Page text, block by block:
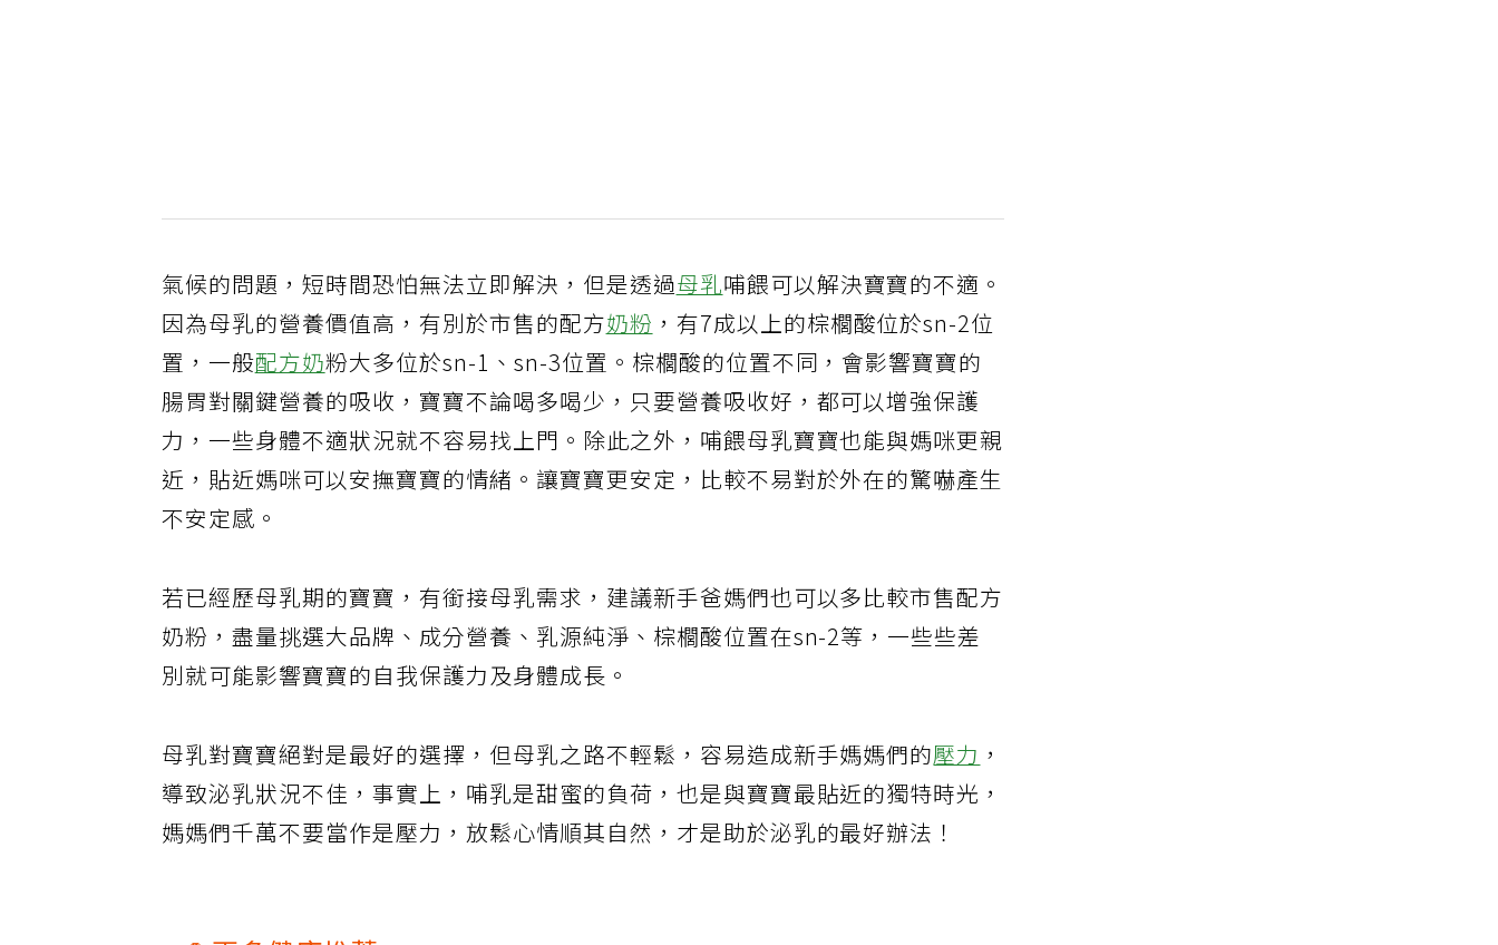
氣候的問題，短時間恐怕無法立即解決，但是透過母乳哺餵可以解決寶寶的不適。
因為母乳的營養價值高，有別於市售的配方奶粉 ，有7成以上的棕櫚酸位於sn-2位
置，一般配方奶粉大多位於sn-1、sn-3位置。棕櫚酸的位置不同，會影響寶寶的
腸胃對關鍵營養的吸收，寶寶不論喝多喝少，只要營養吸收好，都可以增強保護
力，一些身體不適狀況就不容易找上門。除此之外，哺餵母乳寶寶也能與媽咪更親
近，貼近媽咪可以安撫寶寶的情緒。讓寶寶更安定，比較不易對於外在的驚嚇產生
不安定感。
若已經歷母乳期的寶寶，有銜接母乳需求，建議新手爸媽們也可以多比較市售配方
奶粉，盡量挑選大品牌、成分營養、乳源純淨、棕櫚酸位置在sn-2等，一些些差
別就可能影響寶寶的自我保護力及身體成長。
母乳對寶寶絕對是最好的選擇，但母乳之路不輕鬆，容易造成新手媽媽們的壓力 ，
導致泌乳狀況不佳，事實上，哺乳是甜蜜的負荷，也是與寶寶最貼近的獨特時光，
媽媽們千萬不要當作是壓力，放鬆心情順其自然，才是助於泌乳的最好辦法！